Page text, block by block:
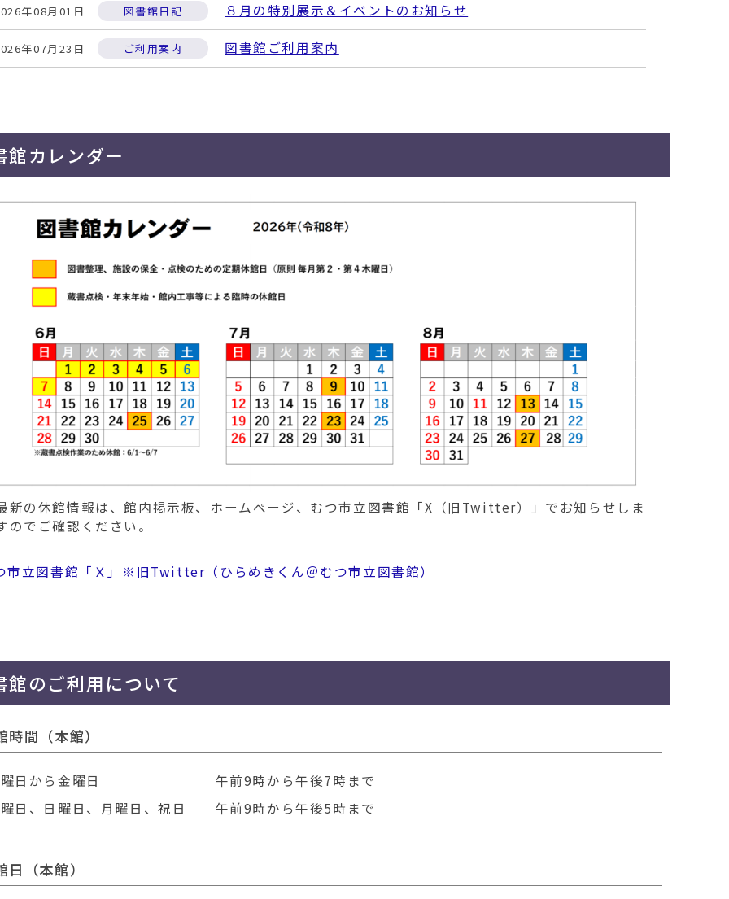
年08月01日 図書館日記 ８月の特別展示＆イベントのお知らせ
年07月23日 ご利用案内 図書館ご利用案内
年07月01日
年06月30日 図書館日記 付録抽選会を開催します
年06月01日 川島雄三の部屋 「川島雄三の日活時代」を開催します ～６月11日は雄三忌～
年06月01日 図書館日記 ６月の特別展示＆イベントのお知らせ
年05月09日
年05月01日 図書館日記 ５月の特別展示＆イベントのお知らせ
年04月24日 図書館日記 図書を寄贈してくださいました
年04月01日 図書館日記 ４月の特別展示＆イベントのお知らせ
年03月31日 ご利用案内 資料の予約・リクエスト受付件数が変わります
年03月25日 募集・イベント 令和８年度図書館ボランティアを募集します
年03月01日 図書館日記
年02月13日 図書館日記 児童向けの図書を寄贈してくださいました
年01月05日 新刊・新着
新年度利用予定の集会施設予約受付開始時期について
年12月06日 ご利用案内 図書館の所蔵資料とデータベースについて
館カレンダー
新の休館情報は、館内掲示板、ホームページ、むつ市立図書館「X（旧Twitter）」でお知らせしま
のでご確認ください。
市立図書館「Ｘ」※旧Twitter（ひらめきくん＠むつ市立図書館）
館のご利用について
時間（本館）
日から金曜日
午前9時から午後7時まで
日、日曜日、月曜日、祝日
午前9時から午後5時まで
日（本館）